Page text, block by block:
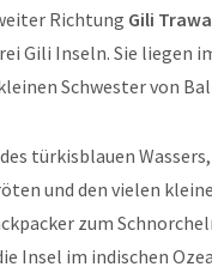
Richtung Gili
Gili Inseln. Sie liegen
Schwester von
türkisblauen
und den vielen
zum
Insel im indischen